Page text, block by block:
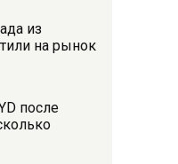
из
на рынок
после